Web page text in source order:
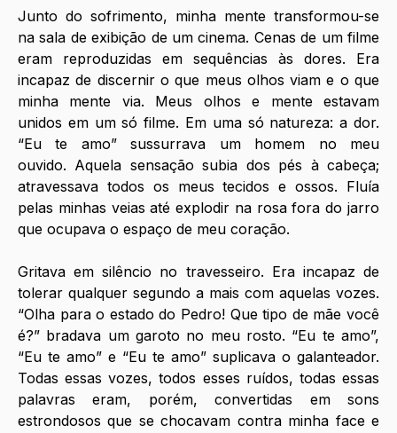
Junto do sofrimento, minha mente transformou-se
na sala de exibição de um cinema. Cenas de um filme
eram reproduzidas em sequências às dores. Era
incapaz de discernir o que meus olhos viam e o que
minha mente via.
Meus olhos e mente estavam
unidos em um só filme. Em uma só natureza: a dor.
“Eu te amo” sussurrava um homem no meu
ouvido. Aquela sensação subia dos pés à cabeça;
atravessava todos os meus tecidos e ossos. Fluía
pelas minhas veias até explodir na rosa fora do jarro
que ocupava o espaço de meu coração.
Gritava em silêncio no travesseiro. Era incapaz de
tolerar qualquer segundo a mais com aquelas vozes.
“Olha para o estado do Pedro! Que tipo de mãe você
é?” bradava um garoto no meu rosto. “Eu te amo”,
“Eu te amo” e “Eu te amo” suplicava o galanteador.
Todas essas vozes, todos esses ruídos, todas essas
palavras eram, porém, convertidas em sons
estrondosos que se chocavam contra minha face e